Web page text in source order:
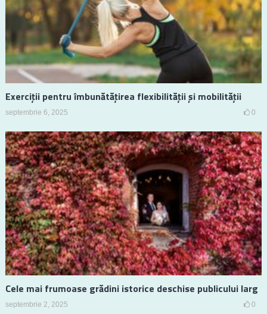
Exerciții pentru îmbunătățirea flexibilității și mobilității
septembrie 6, 2025 0
Cele mai frumoase grădini istorice deschise publicului larg
septembrie 2, 2025 0